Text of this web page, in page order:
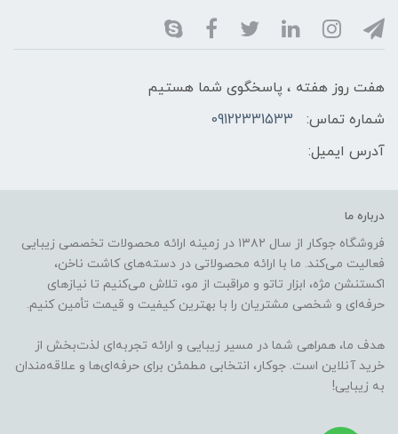
هفت روز هفته ، پاسخگوی شما هستیم
شماره تماس:
09122331533
آدرس ایمیل:
درباره ما
فروشگاه جوکار از سال ۱۳۸۲ در زمینه ارائه محصولات تخصصی زیبایی
فعالیت می‌کند. ما با ارائه محصولاتی در دسته‌های کاشت ناخن،
اکستنشن مژه، ابزار تاتو و مراقبت از مو، تلاش می‌کنیم تا نیازهای
حرفه‌ای و شخصی مشتریان را با بهترین کیفیت و قیمت تأمین کنیم.
هدف ما، همراهی شما در مسیر زیبایی و ارائه تجربه‌ای لذت‌بخش از
خرید آنلاین است. جوکار، انتخابی مطمئن برای حرفه‌ای‌ها و علاقه‌مندان
به زیبایی!